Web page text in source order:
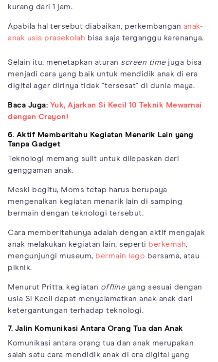
kurang dari 1 jam.
Apabila hal tersebut diabaikan, perkembangan anak-
anak usia prasekolah bisa saja terganggu karenanya.
Selain itu, menetapkan aturan screen timejuga bisa
menjadi cara yang baik untuk mendidik anak di era
digital agar dirinya tidak "tersesat" di dunia maya.
Baca Juga: Yuk, Ajarkan Si Kecil 10 Teknik Mewarnai
dengan Crayon!
6. Aktif Memberitahu Kegiatan Menarik Lain yang
Tanpa Gadget
Teknologi memang sulit untuk dilepaskan dari
genggaman anak.
Meski begitu, Moms tetap harus berupaya
mengenalkan kegiatan menarik lain di samping
bermain dengan teknologi tersebut.
Cara memberitahunya adalah dengan aktif mengajak
anak melakukan kegiatan lain, seperti berkemah,
mengunjungi museum, bermain lego bersama, atau
piknik.
Menurut Pritta, kegiatan offlineyang sesuai dengan
usia Si Kecil dapat menyelamatkan anak-anak dari
ketergantungan terhadap teknologi.
7. Jalin Komunikasi Antara Orang Tua dan Anak
Komunikasi antara orang tua dan anak merupakan
salah satu cara mendidik anak di era digital yang